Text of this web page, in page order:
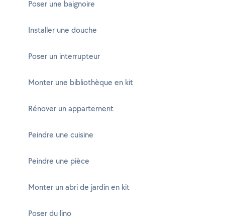
Poser une baignoire
Installer une douche
Poser un interrupteur
Monter une bibliothèque en kit
Rénover un appartement
Peindre une cuisine
Peindre une pièce
Monter un abri de jardin en kit
Poser du lino